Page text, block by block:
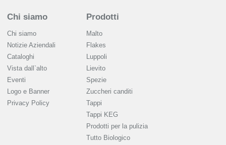
Chi siamo
Chi siamo
Notizie Aziendali
Cataloghi
Vista dall`alto
Eventi
Logo e Banner
Privacy Policy
Prodotti
Malto
Flakes
Luppoli
Lievito
Spezie
Zuccheri canditi
Tappi
Tappi KEG
Prodotti per la pulizia
Tutto Biologico